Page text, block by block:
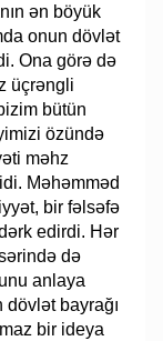
ən böyük
onun dövlət
Ona görə də
üçrəngli
bütün
özündə
məhz
Məhəmməd
bir fəlsəfə
edirdi. Hər
də
anlaya
bayrağı
bir ideya